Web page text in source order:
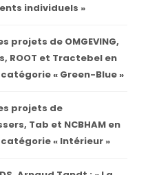
individuels »
projets de OMGEVING,
ROOT et Tractebel en
« Green-Blue »
projets de
Tab et NCBHAM en
« Intérieur »